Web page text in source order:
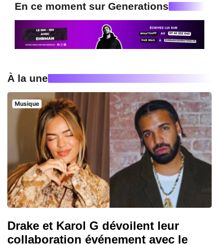
En ce moment sur Generations
À la une
Musique
Drake et Karol G dévoilent leur
collaboration événement avec le